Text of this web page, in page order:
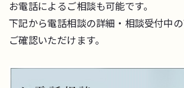
お電話によるご相談も可能です。
下記から電話相談の詳細・相談受付中
ご確認いただけます。